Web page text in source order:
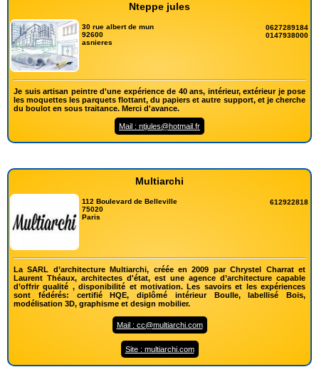
Nteppe jules
30 rue albert de mun
92600
asnieres
0627289184
0147938000
Je suis artisan peintre d'une expérience de 40 ans, intérieur, extérieur je pose
les moquettes les parquets flottant, du papiers et autre support, et je cherche
du boulot en sous traitance. Merci d'avance.
Mail : ntjules@hotmail.fr
Multiarchi
112 Boulevard de Belleville
75020
Paris
612922818
La SARL d’architecture Multiarchi, créée en 2009 par Chrystel Charrat et
Laurent Théaux, architectes d'état, est une agence d’architecture capable
d’offrir qualité , disponibilité et motivation. Les savoirs et les expériences
sont fédérés: certifié HQE, diplômé intérieur Boulle, labellisé Bois,
modélisation 3D, graphisme et design mobilier.
Mail : cc@multiarchi.com
Site : multiarchi.com